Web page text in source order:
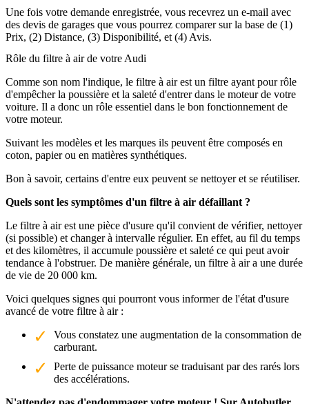
Une fois votre demande enregistrée, vous recevrez un e-mail avec
des devis de garages que vous pourrez comparer sur la base de (1)
Prix, (2) Distance, (3) Disponibilité, et (4) Avis.
Rôle du filtre à air de votre Audi
Comme son nom l'indique, le filtre à air est un filtre ayant pour rôle
d'empêcher la poussière et la saleté d'entrer dans le moteur de votre
voiture. Il a donc un rôle essentiel dans le bon fonctionnement de
votre moteur.
Suivant les modèles et les marques ils peuvent être composés en
coton, papier ou en matières synthétiques.
Bon à savoir, certains d'entre eux peuvent se nettoyer et se réutiliser.
Quels sont les symptômes d'un filtre à air défaillant ?
Le filtre à air est une pièce d'usure qu'il convient de vérifier, nettoyer
(si possible) et changer à intervalle régulier. En effet, au fil du temps
et des kilomètres, il accumule poussière et saleté ce qui peut avoir
tendance à l'obstruer. De manière générale, un filtre à air a une durée
de vie de 20 000 km.
Voici quelques signes qui pourront vous informer de l'état d'usure
avancé de votre filtre à air :
Vous constatez une augmentation de la consommation de
carburant.
Perte de puissance moteur se traduisant par des rarés lors
des accélérations.